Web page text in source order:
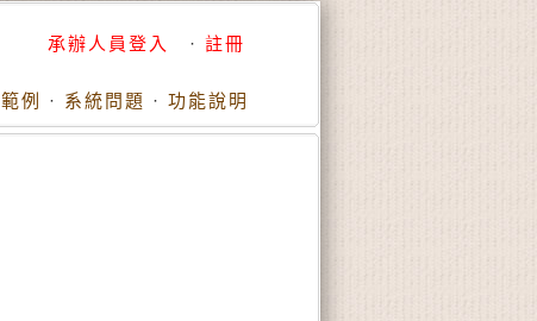
承辦人員登入 · 註冊
例 · 系統問題 · 功能說明